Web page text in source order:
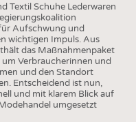
Textil Schuhe Lederwaren
Aufschwung und
wichtigen Impuls. Aus
das Maßnahmenpaket
Verbraucherinnen und
und den Standort
Entscheidend ist nun,
und mit klarem Blick auf
umgesetzt